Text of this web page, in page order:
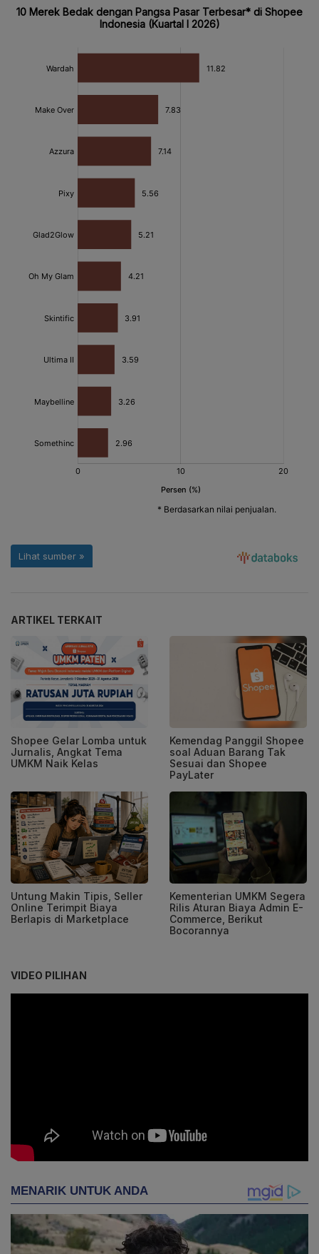
ARTIKEL TERKAIT
Shopee Gelar Lomba untuk
Jurnalis, Angkat Tema
UMKM Naik Kelas
Kemendag Panggil Shopee
soal Aduan Barang Tak
Sesuai dan Shopee
PayLater
Untung Makin Tipis, Seller
Online Terimpit Biaya
Berlapis di Marketplace
Kementerian UMKM Segera
Rilis Aturan Biaya Admin E-
Commerce, Berikut
Bocorannya
VIDEO PILIHAN